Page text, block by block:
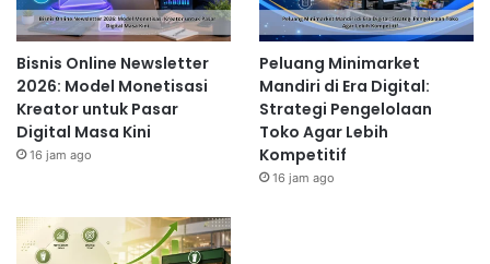
Bisnis Online Newsletter
2026: Model Monetisasi
Kreator untuk Pasar
Digital Masa Kini
16 jam ago
Peluang Minimarket
Mandiri di Era Digital:
Strategi Pengelolaan
Toko Agar Lebih
Kompetitif
16 jam ago